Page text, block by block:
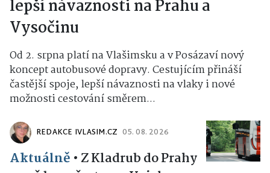
lepší návaznosti na Prahu a
Vysočinu
Od 2. srpna platí na Vlašimsku a v Posázaví nový
koncept autobusové dopravy. Cestujícím přináší
častější spoje, lepší návaznosti na vlaky i nové
možnosti cestování směrem...
REDAKCE IVLASIM.CZ 05. 08. 2026
Aktuálně • Z Kladrub do Prahy